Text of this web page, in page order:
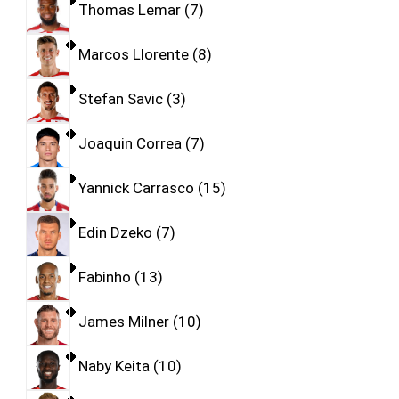
Thomas Lemar 7
Marcos Llorente 8
Stefan Savic 3
Joaquin Correa 7
Yannick Carrasco 15
Edin Dzeko 7
Fabinho 13
James Milner 10
Naby Keita 10